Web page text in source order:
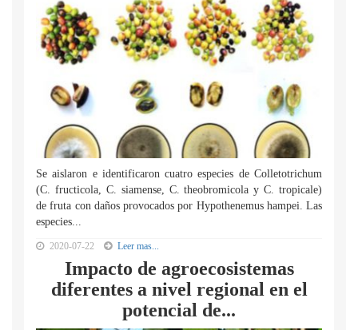
Se aislaron e identificaron cuatro especies de Colletotrichum
(C. fructicola, C. siamense, C. theobromicola y C. tropicale)
de fruta con daños provocados por Hypothenemus hampei. Las
especies...
2020-07-22 Leer mas...
Impacto de agroecosistemas
diferentes a nivel regional en el
potencial de...